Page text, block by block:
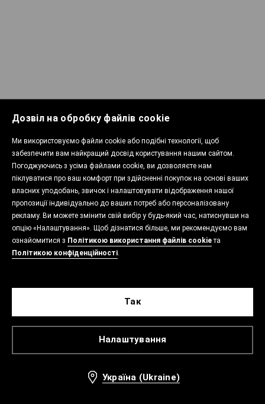
Дозвіл на обробку файлів cookie
Ми використовуємо файли cookie або подібні технології, щоб
забезпечити вам найкращий досвід користування нашим сайтом.
Погоджуючись з усіма файлами cookie, ви дозволяєте нам
піклуватися про ваш комфорт при здійсненні покупок на основі ваших
власних уподобань, звичок і налаштовувати відображення нашої
пропозиції індивідуально до ваших потреб або персоналізовану
рекламу. Ви можете змінити свій вибір у будь-який час, натиснувши на
опцію «Налаштування». Щоб дізнатися більше, ми рекомендуємо вам
ознайомитися з Політикою використання файлів cookieта
Політикою конфіденційності.
Налаштування
Так
Україна (Ukraine)